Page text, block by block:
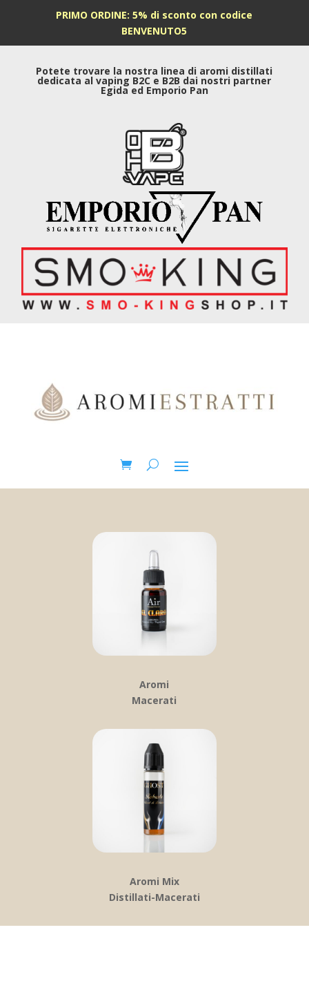
PRIMO ORDINE: 5% di sconto con codice
BENVENUTO5
Potete trovare la nostra linea di aromi distillati
dedicata al vaping B2C e B2B dai nostri partner
Egida ed Emporio Pan
Aromi
Macerati
Aromi Mix
Distillati-Macerati